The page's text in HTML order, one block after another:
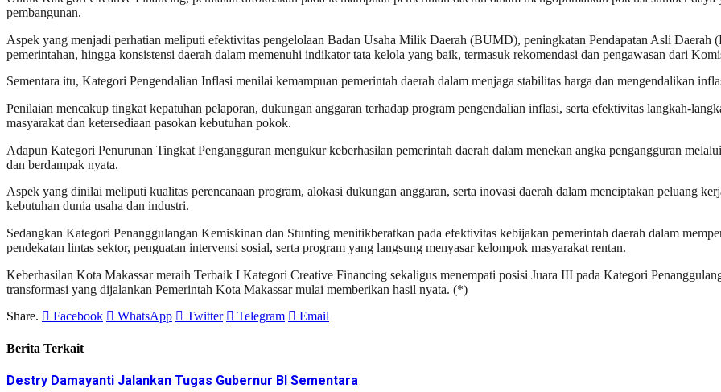
pembangunan.
Aspek yang menjadi perhatian meliputi efektivitas pengelolaan Badan Usaha Milik Daerah (BUMD), peningkatan Pendapatan Asli Daerah
pemerintahan, hingga konsistensi daerah dalam memenuhi indikator tata kelola yang baik, termasuk rekomendasi dan pengawasan dari
Sementara itu, Kategori Pengendalian Inflasi menilai kemampuan pemerintah daerah dalam menjaga stabilitas harga dan mengendalikan
Penilaian mencakup tingkat kepatuhan pelaporan, dukungan anggaran terhadap program pengendalian inflasi, serta efektivitas langkah-
masyarakat dan ketersediaan pasokan kebutuhan pokok.
Adapun Kategori Penurunan Tingkat Pengangguran mengukur keberhasilan pemerintah daerah dalam menekan angka pengangguran
dan berdampak nyata.
Aspek yang dinilai meliputi kualitas perencanaan program, alokasi dukungan anggaran, serta inovasi daerah dalam menciptakan peluang
kebutuhan dunia usaha dan industri.
Sedangkan Kategori Penanggulangan Kemiskinan dan Stunting menitikberatkan pada efektivitas kebijakan pemerintah daerah dalam
pendekatan lintas sektor, penguatan intervensi sosial, serta program yang langsung menyasar kelompok masyarakat rentan.
Keberhasilan Kota Makassar meraih Terbaik I Kategori Creative Financing sekaligus menempati posisi Juara III pada Kategori
transformasi yang dijalankan Pemerintah Kota Makassar mulai memberikan hasil nyata. (*)
Share.
Facebook WhatsApp Twitter Telegram Email
Berita Terkait
Destry Damayanti Jalankan Tugas Gubernur BI Sementara